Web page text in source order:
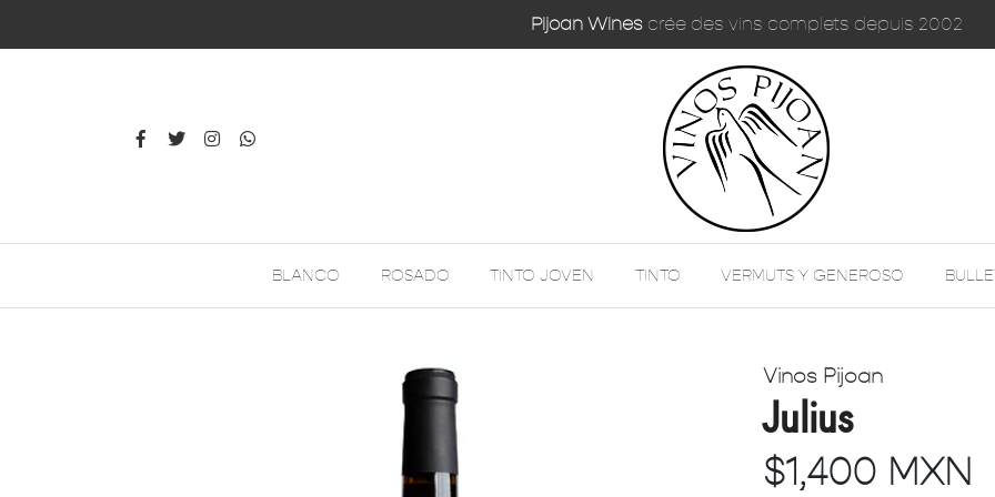
Pijoan Winescrée des vins complets depuis 2002
BLANCO ROSADO TINTO JOVEN TINTO VERMUTS Y GENEROSO
Vinos Pijoan
Julius
$1,400 MXN